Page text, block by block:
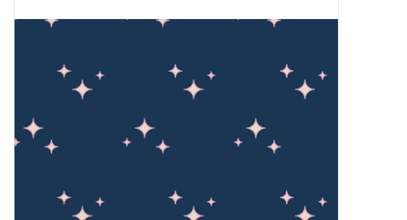
Nanno Blog